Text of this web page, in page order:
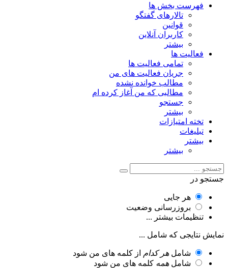
فهرست بخش ها
تالارهای گفتگو
قوانین
کاربران آنلاین
بیشتر
فعالیت ها
تمامی فعالیت ها
جریان فعالیت های من
مطالب خوانده نشده
مطالبی که من آغاز کرده ام
جستجو
بیشتر
تخته امتیازات
تبلیغات
بیشتر
بیشتر
جستجو در
هر جایی
بروزرسانی وضعیت
تنظیمات بیشتر ...
نمایش نتایجی که شامل ...
شامل هر کدام از کلمه های من شود
شامل همه کلمه های من شود